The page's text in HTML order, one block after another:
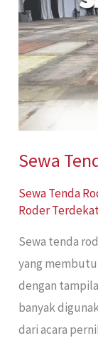
Sewa
Sewa Tenda
Roder
Sewa tenda
yang
dengan
banyak
dari acara